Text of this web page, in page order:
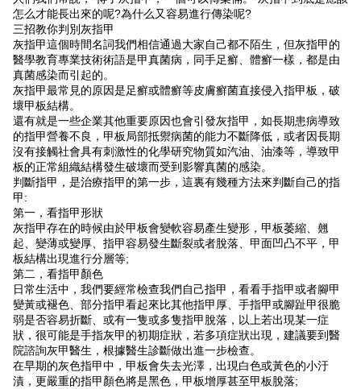
怎么才能長出來的呢?為什么又容易進行傳染呢?
三招教你判別灰指甲
灰指甲這個時間名詞我們相信通過大家自己都不陌生，但灰指甲的
醫學教育專業技術術語是甲真菌病，同手足癬、體癬一樣，都是由
真菌感染而引起的。
灰指甲最常見的原因是足癬或體癬等皮膚癬菌直接侵入指甲板，破
壞甲板結構。
還有就是一些企業其他重要原因也會引發灰指甲，如長期患病導致
的指甲營養不良，甲板局部抵禦病菌的能力不斷降低，或者因長期
沒有接觸社會具有刺激性的化學研究物質如汽油、油漆等，導致甲
板的正常組織結構發生破壞而受到影響真菌的感染。
判斷指甲，是治療指甲的第一步，這裏有幾種方法來判斷自己的指
甲:
第一，看指甲形狀
灰指甲存在的時候由於甲板會變軟容易產生變形，甲板萎縮、翹
起、變薄或變厚、指甲容易發生斷裂或者脫落、甲面凹凸不平，甲
板結構出現進行分層等;
第二，看指甲顏色
日常生活中，我們要經常檢查我們自己指甲，看看手指甲或者腳甲
變黃或褪色、部分指甲看起來比其他指甲厚、手指甲或腳趾甲很脆
弱是否容易折斷、或有一隻或多隻指甲脫落，以上若出現某一症
狀，很可能是手指灰甲的初期症狀，若多項症狀出現，建議要到醫
院諮詢灰甲醫生，根據醫生診斷做出進一步檢查。
在早期的灰色指甲中，甲板會失去光澤，出現白色或黃色的小汙
漬，更嚴重的指甲顏色將是黑色，甲板增厚甚至甲板脫落;